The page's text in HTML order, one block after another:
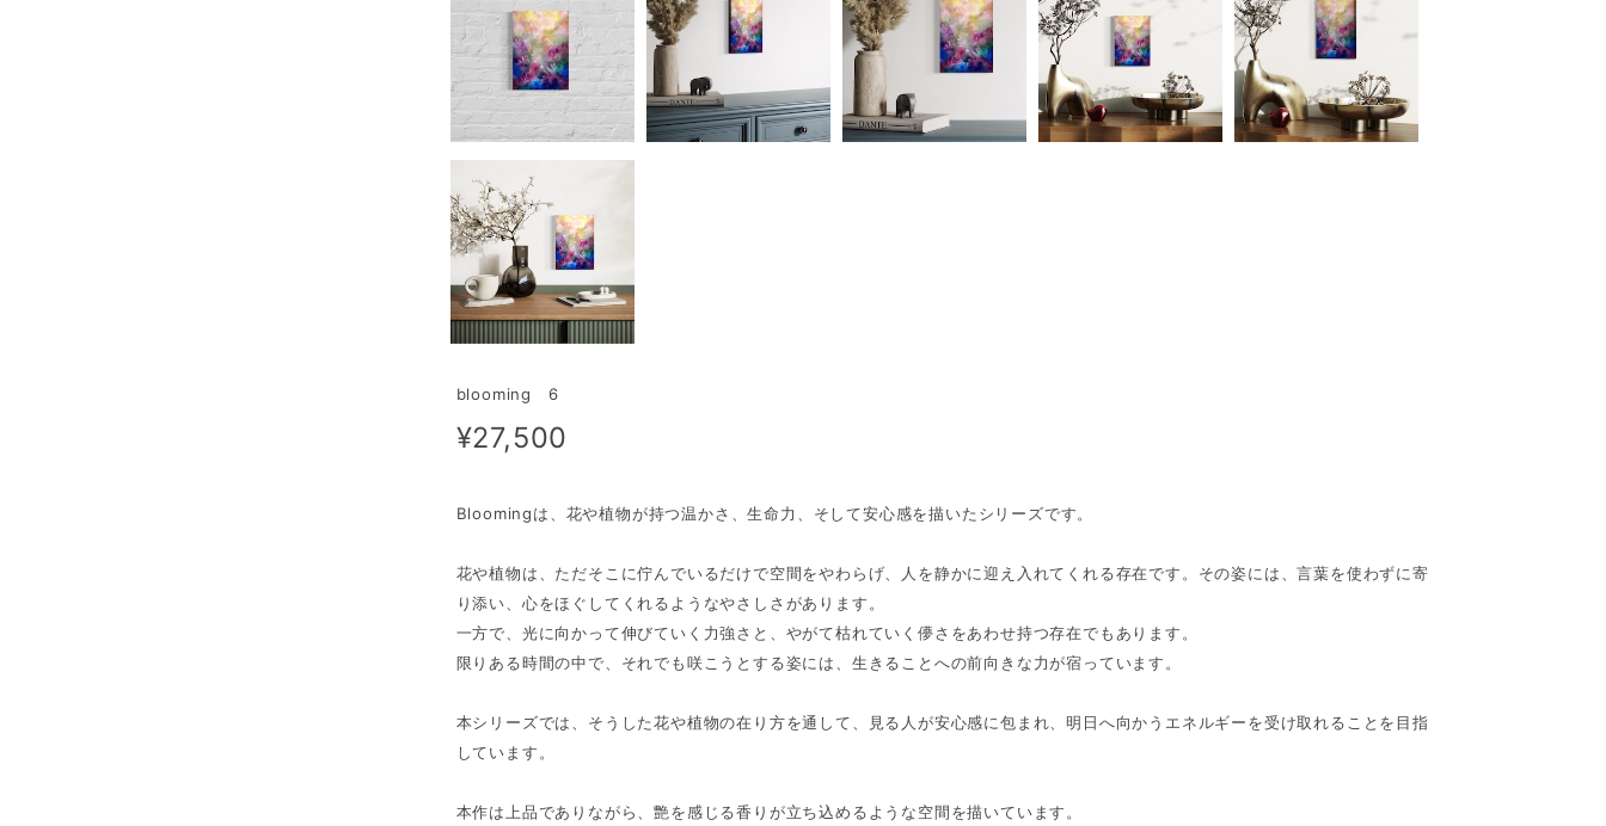
blooming 6
¥27,500
Bloomingは、花や植物が持つ温かさ、生命力、そして安心感を描いたシリーズです。
花や植物は、ただそこに佇んでいるだけで空間をやわらげ、人を静かに迎え入れてくれる存在です。その姿には、言葉を使わずに寄
り添い、心をほぐしてくれるようなやさしさがあります。
一方で、光に向かって伸びていく力強さと、やがて枯れていく儚さをあわせ持つ存在でもあります。
限りある時間の中で、それでも咲こうとする姿には、生きることへの前向きな力が宿っています。
本シリーズでは、そうした花や植物の在り方を通して、見る人が安心感に包まれ、明日へ向かうエネルギーを受け取れることを目指
しています。
本作は上品でありながら、艶を感じる香りが立ち込めるような空間を描いています。